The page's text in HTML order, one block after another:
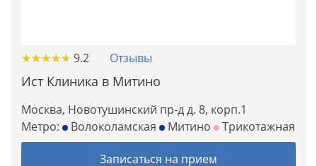
★★★★★
★★★★★ 9.2 Отзывы
Ист Клиника в Митино
Москва, Новотушинский пр-д д. 8, корп.1
Метро:
Волоколамская Митино Трикотажная
Записаться на прием